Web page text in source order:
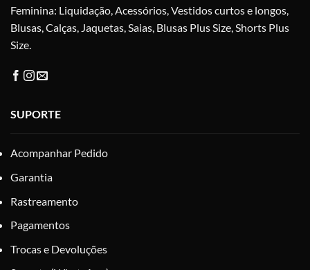
Feminina: Liquidação, Acessórios, Vestidos curtos e longos,
Blusas, Calças, Jaquetas, Saias, Blusas Plus Size, Shorts Plus
Size.
SUPORTE
Acompanhar Pedido
Garantia
Rastreamento
Pagamentos
Trocas e Devoluções